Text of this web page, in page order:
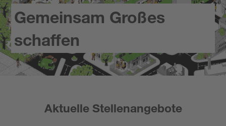
Gemeinsam Großes
schaffen
Aktuelle Stellenangebote